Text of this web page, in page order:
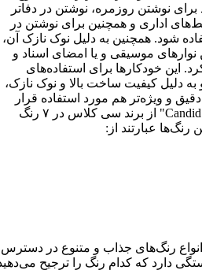
نوشتن روزمره، نوشتن در دفاتر
اداری و همچنین برای نوشتن در
شود. همچنین به دلیل نوک نازک آن،
موسیقی و یا امضای اسناد و
این خودکارها برای استفاده‌های
دلیل کیفیت ساخت بالا و نوک نازک،
و ویژه‌تر هم مورد استفاده قرار
بگیرند.این خودکار به نام "Candid" از برند سی کلاس در ۷ رنگ
عبارتند از:
انواع رنگ‌های جذاب و متنوع در دسترس
دارد که کدام رنگ را ترجیح